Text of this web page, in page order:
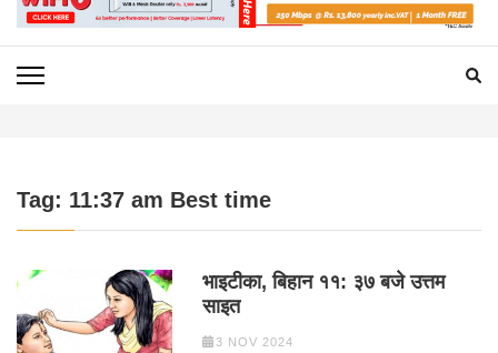
Tag: 11:37 am Best time
भाइटीका, बिहान ११: ३७ बजे उत्तम
साइत
3 NOV 2024